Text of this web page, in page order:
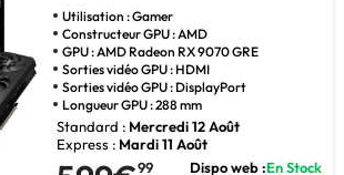
Utilisation : Gamer
Constructeur GPU : AMD
GPU : AMD Radeon RX 9070 GRE
Sorties vidéo GPU : HDMI
Sorties vidéo GPU : DisplayPort
Longueur GPU : 288 mm
Standard : Mercredi 12 Août
Express : Mardi 11 Août
99 Dispo web :En Stock